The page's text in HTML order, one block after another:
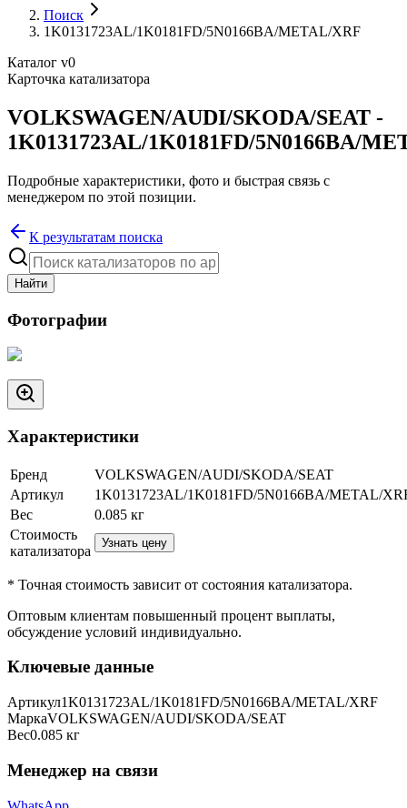
Поиск
1K0131723AL/1K0181FD/5N0166BA/METAL/XRF
Каталог v0
Карточка катализатора
VOLKSWAGEN/AUDI/SKODA/SEAT -
1K0131723AL/1K0181FD/5N0166BA/
Подробные характеристики, фото и быстрая связь с
менеджером по этой позиции.
К результатам поиска
Найти
Фотографии
Характеристики
Бренд
VOLKSWAGEN/AUDI/SKODA/SEAT
Артикул
1K0131723AL/1K0181FD/5N0166BA/METAL/
Вес
0.085 кг
Стоимость
катализатора
Узнать цену
* Точная стоимость зависит от состояния катализатора.
Оптовым клиентам повышенный процент выплаты,
обсуждение условий индивидуально.
Ключевые данные
Артикул1K0131723AL/1K0181FD/5N0166BA/METAL/XRF
МаркаVOLKSWAGEN/AUDI/SKODA/SEAT
Вес0.085 кг
Менеджер на связи